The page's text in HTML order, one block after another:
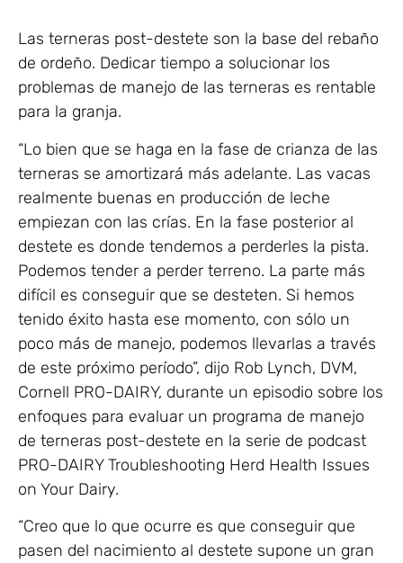
Las terneras post-destete son la base del rebaño
de ordeño. Dedicar tiempo a solucionar los
problemas de manejo de las terneras es rentable
para la granja.
“Lo bien que se haga en la fase de crianza de las
terneras se amortizará más adelante. Las vacas
realmente buenas en producción de leche
empiezan con las crías. En la fase posterior al
destete es donde tendemos a perderles la pista.
Podemos tender a perder terreno. La parte más
difícil es conseguir que se desteten. Si hemos
tenido éxito hasta ese momento, con sólo un
poco más de manejo, podemos llevarlas a través
de este próximo período”, dijo Rob Lynch, DVM,
Cornell PRO-DAIRY, durante un episodio sobre los
enfoques para evaluar un programa de manejo
de terneras post-destete en la serie de podcast
PRO-DAIRY Troubleshooting Herd Health Issues
on Your Dairy.
“Creo que lo que ocurre es que conseguir que
pasen del nacimiento al destete supone un gran